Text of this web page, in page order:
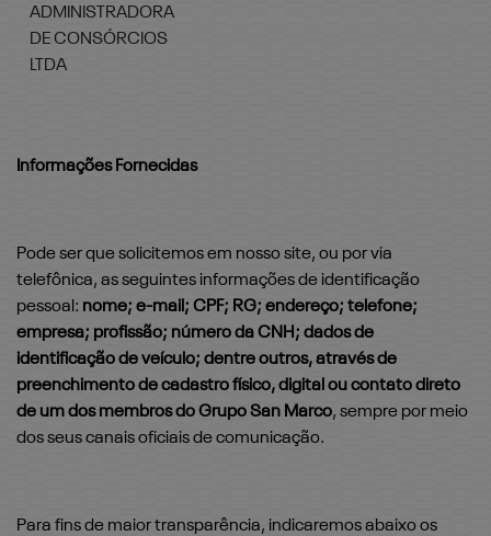
ADMINISTRADORA
DE CONSÓRCIOS
LTDA
Informações Fornecidas
Pode ser que solicitemos em nosso site, ou por via
telefônica, as seguintes informações de identificação
pessoal: nome; e-mail; CPF; RG; endereço; telefone;
empresa; profissão; número da CNH; dados de
identificação de veículo; dentre outros, através de
preenchimento de cadastro físico, digital ou contato direto
de um dos membros do Grupo San Marco, sempre por meio
dos seus canais oficiais de comunicação.
Para fins de maior transparência, indicaremos abaixo os